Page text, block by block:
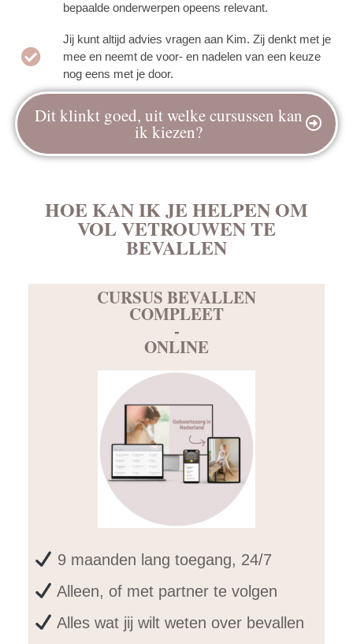
bepaalde onderwerpen opeens relevant.
Jij kunt altijd advies vragen aan Kim. Zij denkt met je
mee en neemt de voor- en nadelen van een keuze
nog eens met je door.
Dit klinkt goed, uit welke cursussen kan
ik kiezen?
HOE KAN IK JE HELPEN OM
VOL VETROUWEN TE
BEVALLEN
CURSUS BEVALLEN
COMPLEET
-
ONLINE
9 maanden lang toegang, 24/7
Alleen, of met partner te volgen
Alles wat jij wilt weten over bevallen